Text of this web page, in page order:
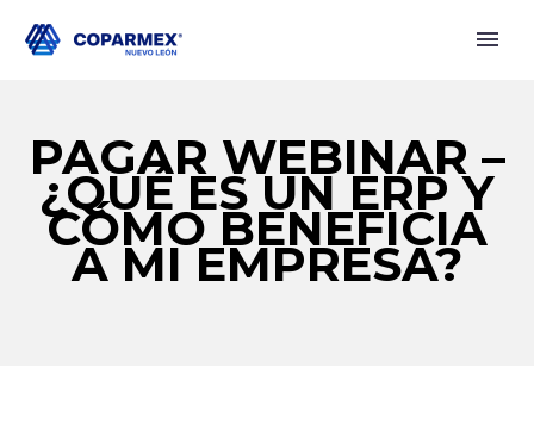
PAGAR WEBINAR –
¿QUÉ ES UN ERP Y
CÓMO BENEFICIA
A MI EMPRESA?